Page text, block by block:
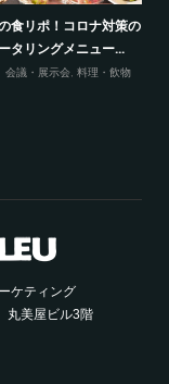
食リポ！コロナ対策の
タリングメニュー...
会議・展示会, 料理・飲物
ケティング
美屋ビル3階